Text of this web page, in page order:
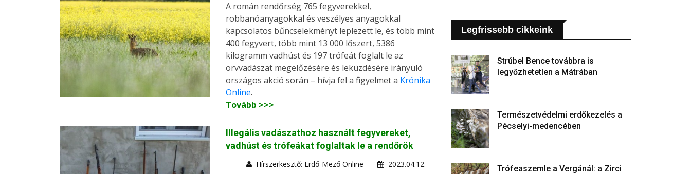
A román rendőrség 765 fegyverekkel,
robbanóanyagokkal és veszélyes anyagokkal
kapcsolatos bűncselekményt leplezett le, és több mint
400 fegyvert, több mint 13 000 lőszert, 5386
kilogramm vadhúst és 197 trófeát foglalt le az
orvvadászat megelőzésére és leküzdésére irányuló
országos akció során – hívja fel a figyelmet a Krónika
Online.
Tovább >>>
Illegális vadászathoz használt fegyvereket,
vadhúst és trófeákat foglaltak le a rendőrök
Hírszerkesztő: Erdő-Mező Online 2023.04.12.
Legfrissebb cikkeink
Strúbel Bence továbbra is
legyőzhetetlen a Mátrában
Természetvédelmi erdőkezelés a
Pécselyi-medencében
Trófeaszemle a Vergánál: a Zirci